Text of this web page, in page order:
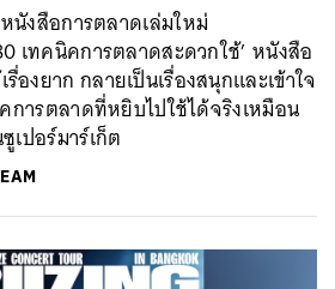
นังสือการตลาดเล่มใหม่
เทคนิคการตลาดสะดวกใช้’ หนังสือ
องยาก กลายเป็นเรื่องสนุกและเข้าใจ
การตลาดที่หยิบไปใช้ได้จริงเหมือน
เปอร์มาร์เก็ต